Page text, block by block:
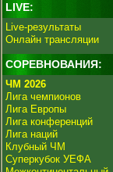
LIVE:
Live-результаты
Онлайн трансляции
СОРЕВНОВАНИЯ:
ЧМ 2026
Лига чемпионов
Лига Европы
Лига конференций
Лига наций
Клубный ЧМ
Суперкубок УЕФА